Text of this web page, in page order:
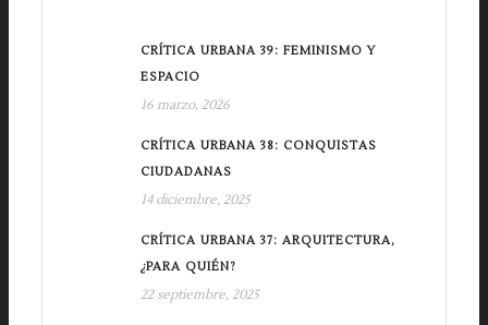
CRÍTICA URBANA 39: FEMINISMO Y
ESPACIO
16 marzo, 2026
CRÍTICA URBANA 38: CONQUISTAS
CIUDADANAS
14 diciembre, 2025
CRÍTICA URBANA 37: ARQUITECTURA,
¿PARA QUIÉN?
22 septiembre, 2025